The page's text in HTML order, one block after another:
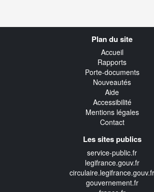
Plan du site
Accueil
Rapports
Porte-documents
Nouveautés
Aide
Accessibilité
Mentions légales
Contact
Les sites publics
service-public.fr
legifrance.gouv.fr
circulaire.legifrance.gouv.fr
gouvernement.fr